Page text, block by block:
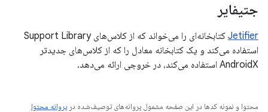
جتیفایر
Jetifier
کتابخانه‌ای را می‌خواند که از کلاس‌های Support Library
استفاده می‌کند و یک کتابخانه معادل را که از کلاس‌های جدیدتر
AndroidX استفاده می‌کند، در خروجی ارائه می‌دهد.
محتوا و نمونه کدها در این صفحه مشمول پروانه‌های توصیف‌شده در پروانه محتوا